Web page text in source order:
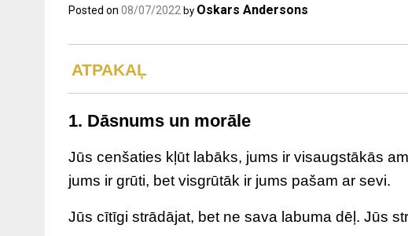
Posted on 08/07/2022 by Oskars Andersons
ATPAKAĻ
1. Dāsnums un morāle
Jūs cenšaties kļūt labāks, jums ir visaugstākās
jums ir grūti, bet visgrūtāk ir jums pašam ar sevi.
Jūs cītīgi strādājat, bet ne sava labuma dēļ. Jūs